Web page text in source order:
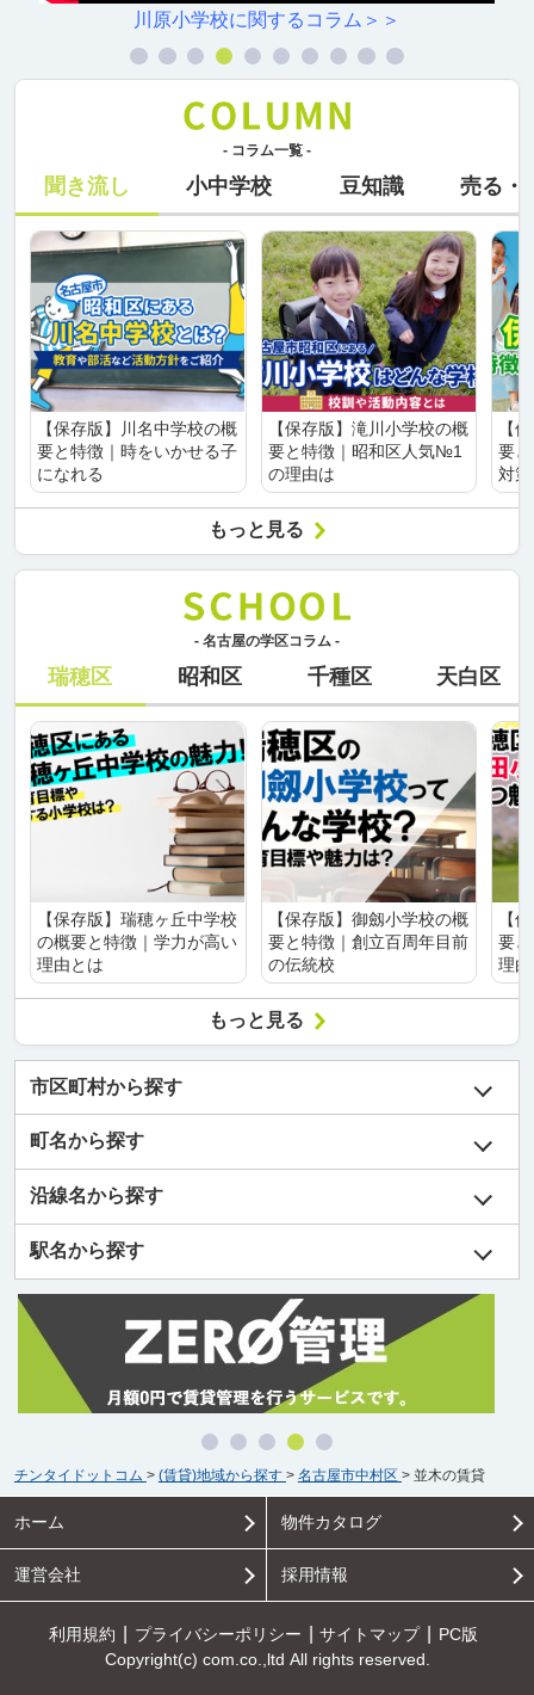
川原小学校に関するコラム＞＞
- コラム一覧 -
聞き流し 小中学校 豆知識 売る・
【保存版】川名中学校の概
要と特徴｜時をいかせる子
になれる
【保存版】滝川小学校の概
要と特徴｜昭和区人気№1
の理由は
【
要
対
もっと見る
- 名古屋の学区コラム -
瑞穂区 昭和区 千種区 天白区
【保存版】瑞穂ヶ丘中学校
の概要と特徴｜学力が高い
理由とは
【保存版】御劔小学校の概
要と特徴｜創立百周年目前
の伝統校
【
要
理
もっと見る
市区町村から探す
町名から探す
沿線名から探す
駅名から探す
チンタイドットコム > (賃貸)地域から探す > 名古屋市中村区 > 並木の賃貸
ホーム 物件カタログ
運営会社 採用情報
利用規約 プライバシーポリシー サイトマップ
PC版
Copyright(c) com.co.,ltd All rights reserved.